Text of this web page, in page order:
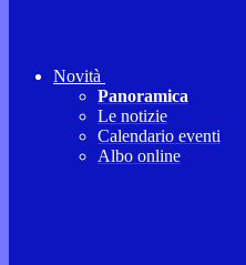
Novità
Panoramica
Le notizie
Calendario eventi
Albo online